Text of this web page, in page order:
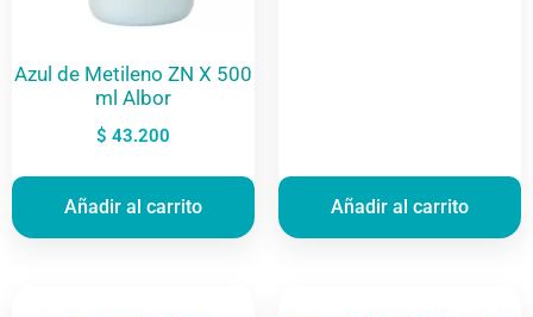
Azul de Metileno ZN X 500
ml Albor
$ 43.200
Añadir al carrito Añadir al carrito